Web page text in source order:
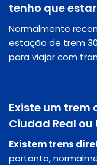
tenho que
Normalmente
estação de trem
para viajar com
Existe um trem
Ciudad Real
Existem trens
portanto,